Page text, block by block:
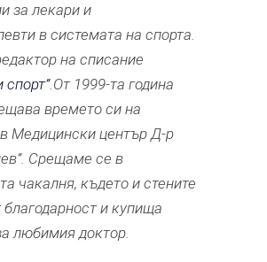
за лекари и
в системата на спорта.
на списание
спорт”.От 1999-та година
времето си на
Медицински център Д-р
Срещаме се в
чакалня, където и стените
благодарност и купища
любимия доктор.